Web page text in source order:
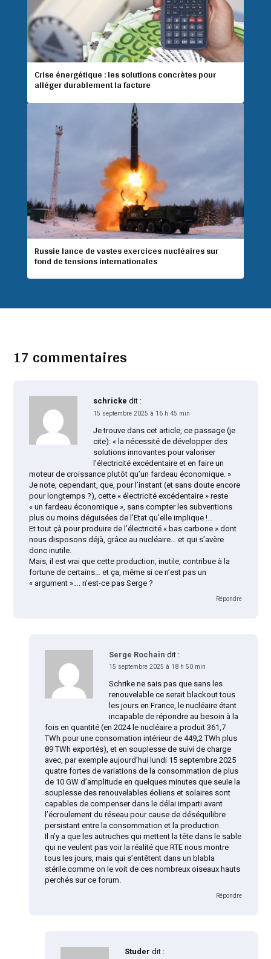
Crise énergétique : les solutions concrètes pour
alléger durablement la facture
Russie lance de vastes exercices nucléaires sur
fond de tensions internationales
17 commentaires
schricke dit :
15 septembre 2025 à 16 h 45 min
Je trouve dans cet article, ce passage (je
cite): « la nécessité de développer des
solutions innovantes pour valoriser
l’électricité excédentaire et en faire un
moteur de croissance plutôt qu’un fardeau économique. »
Je note, cependant, que, pour l’instant (et sans doute encore
pour longtemps ?), cette « électricité excédentaire » reste
« un fardeau économique », sans compter les subventions
plus ou moins déguisées de l’Etat qu’elle implique !…
Et tout çà pour produire de l’électricité « bas carbone » dont
nous disposons déjà, grâce au nucléaire… et qui s’avère
donc inutile.
Mais, il est vrai que cette production, inutile, contribue à la
fortune de certains… et ça, même si ce n’est pas un
« argument »…. n’est-ce pas Serge ?
Répondre
Serge Rochain dit :
15 septembre 2025 à 18 h 50 min
Schrike ne sais pas que sans les
renouvelable ce serait blackout tous
les jours en France, le nucléaire étant
incapable de répondre au besoin à la
fois en quantité (en 2024 le nucléaire a produit 361,7
TWh pour une consomation intérieur de 449,2 TWh plus
89 TWh exportés), et en souplesse de suivi de charge
avec, par exemple aujourd’hui lundi 15 septembre 2025
quatre fortes de variations de la consommation de plus
de 10 GW d’amplitude en quelques minutes que seule la
souplesse des renouvelables éoliens et solaires sont
capables de compenser dans le délai imparti avant
l’écroulement du réseau pour cause de déséquilibre
persistant entre la consommation et la production.
Il n’y a que les autruches qui mettent la tête dans le sable
qui ne veulent pas voir la réalité que RTE nous montre
tous les jours, mais qui s’entêtent dans un blabla
stérile.comme on le voit de ces nombreux oiseaux hauts
perchés sur ce forum.
Répondre
Studer dit :